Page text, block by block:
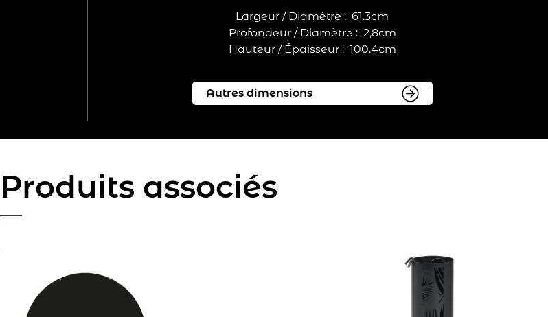
Largeur / Diamètre : 61.3cm
Profondeur / Diamètre : 2,8cm
Hauteur / Épaisseur : 100.4cm
Produits associés